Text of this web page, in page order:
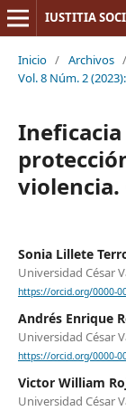
IUSTITIA
Inicio / Archivos /
Vol. 8 Núm. 2
Ineficacia
violencia.
Sonia Lillete
Universidad César
https://orcid.org/0000-
Andrés Enrique
Universidad César
https://orcid.org/0000-
Victor William
Universidad César